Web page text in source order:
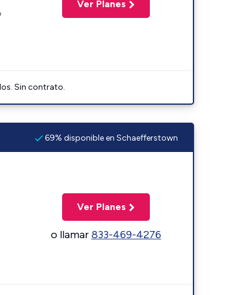
Ver Planes
Sin contrato.
69% disponible en Schaefferstown
Ver Planes
o llamar833-469-4276